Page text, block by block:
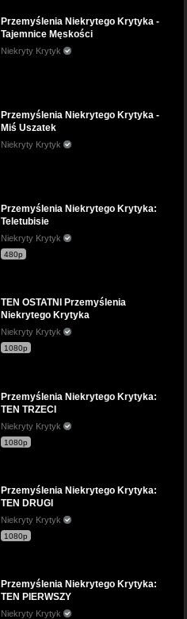
Przemyślenia Niekrytego Krytyka -
Tajemnice Męskości
Niekryty Krytyk
Przemyślenia Niekrytego Krytyka -
Miś Uszatek
Niekryty Krytyk
Przemyślenia Niekrytego Krytyka:
Teletubisie
Niekryty Krytyk
480p
TEN OSTATNI Przemyślenia
Niekrytego Krytyka
Niekryty Krytyk
1080p
Przemyślenia Niekrytego Krytyka:
TEN TRZECI
Niekryty Krytyk
1080p
Przemyślenia Niekrytego Krytyka:
TEN DRUGI
Niekryty Krytyk
1080p
Przemyślenia Niekrytego Krytyka:
TEN PIERWSZY
Niekryty Krytyk